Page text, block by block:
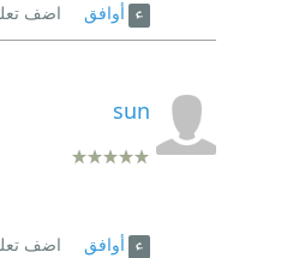
أوافق اضف
sun
أوافق اضف